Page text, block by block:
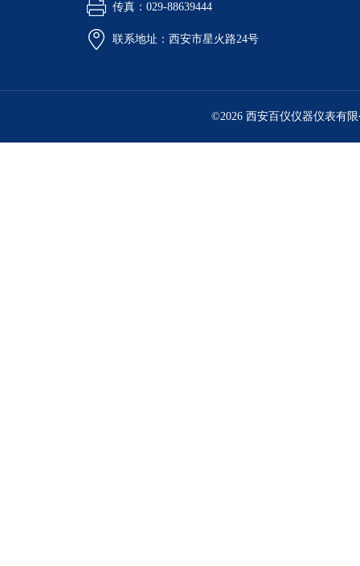
传真：029-88639444
联系地址：西安市星火路24号
©2026 西安百仪仪器仪表有